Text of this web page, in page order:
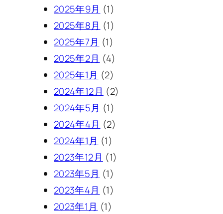
2025年9月 (1)
2025年8月 (1)
2025年7月 (1)
2025年2月 (4)
2025年1月 (2)
2024年12月 (2)
2024年5月 (1)
2024年4月 (2)
2024年1月 (1)
2023年12月 (1)
2023年5月 (1)
2023年4月 (1)
2023年1月 (1)